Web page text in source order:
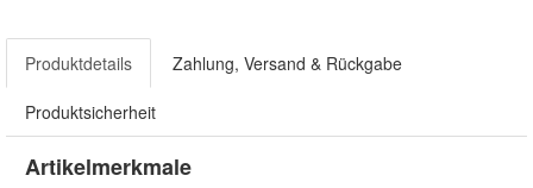
Produktdetails Zahlung, Versand & Rückgabe
Produktsicherheit
Artikelmerkmale